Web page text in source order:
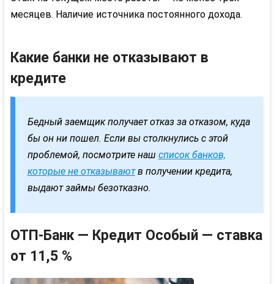
месяцев. Наличие источника постоянного дохода.
Какие банки не отказывают в
кредите
Бедный заемщик получает отказ за отказом, куда
бы он ни пошел. Если вы столкнулись с этой
проблемой, посмотрите наш список банков,
которые не отказываютв получении кредита,
выдают займы безотказно.
ОТП-Банк — Кредит Особый — ставка
от 11,5 %